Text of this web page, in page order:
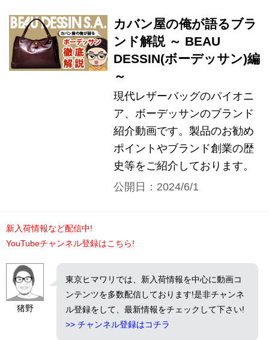
カバン屋の俺が語るブラ
ンド解説 ～ BEAU
DESSIN(ボーデッサン)編
～
現代レザーバッグのパイオニ
ア、ボーデッサンのブランド
紹介動画です。製品のお勧め
ポイントやブランド創業の歴
史等をご紹介しております。
公開日：2024/6/1
新入荷情報など配信中!
YouTubeチャンネル登録はこちら!
猪野
東京ヒマワリでは、新入荷情報を中心に動画コ
ンテンツを多数配信しております!是非チャンネ
ル登録をして、最新情報をチェックして下さい!
>> チャンネル登録はコチラ